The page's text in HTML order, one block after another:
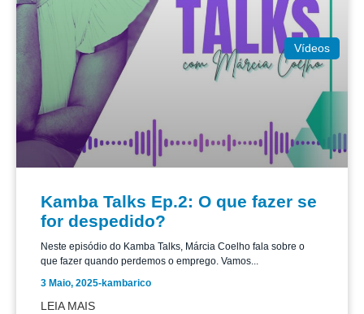
Vídeos
Kamba Talks Ep.2: O que fazer se
for despedido?
Neste episódio do Kamba Talks, Márcia Coelho fala sobre o
que fazer quando perdemos o emprego. Vamos...
3 Maio, 2025-kambarico
LEIA MAIS